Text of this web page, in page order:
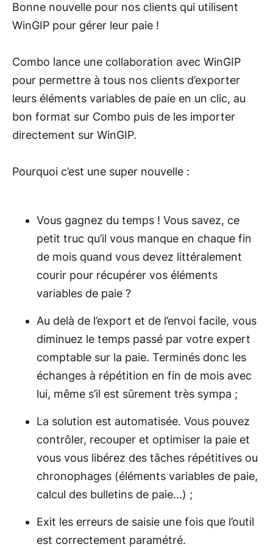
Bonne nouvelle pour nos clients qui utilisent
WinGIP pour gérer leur paie !
Combo lance une collaboration avec WinGIP
pour permettre à tous nos clients d’exporter
leurs éléments variables de paie en un clic, au
bon format sur Combo puis de les importer
directement sur WinGIP.
Pourquoi c’est une super nouvelle :
Vous gagnez du temps ! Vous savez, ce
petit truc qu’il vous manque en chaque fin
de mois quand vous devez littéralement
courir pour récupérer vos éléments
variables de paie ?
Au delà de l’export et de l’envoi facile, vous
diminuez le temps passé par votre expert
comptable sur la paie. Terminés donc les
échanges à répétition en fin de mois avec
lui, même s’il est sûrement très sympa ;
La solution est automatisée. Vous pouvez
contrôler, recouper et optimiser la paie et
vous vous libérez des tâches répétitives ou
chronophages (éléments variables de paie,
calcul des bulletins de paie…) ;
Exit les erreurs de saisie une fois que l’outil
est correctement paramétré.